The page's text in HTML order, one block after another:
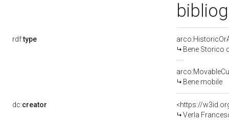
rdf:type
Bene Storico
Bene mobile
dc:creator
<https://
Verla